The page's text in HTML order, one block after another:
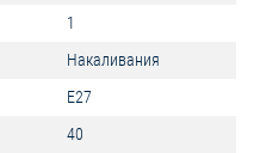
1
Накаливания
E27
40